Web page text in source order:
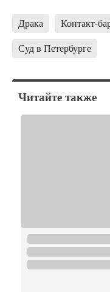
Драка Контакт-
Суд в Петербурге
Читайте также